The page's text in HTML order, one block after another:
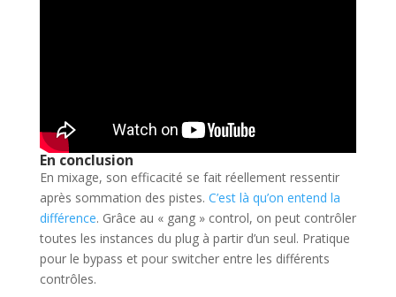
En conclusion
En mixage, son efficacité se fait réellement ressentir
après sommation des pistes. C’est là qu’on entend la
différence. Grâce au « gang » control, on peut contrôler
toutes les instances du plug à partir d’un seul. Pratique
pour le bypass et pour switcher entre les différents
contrôles.